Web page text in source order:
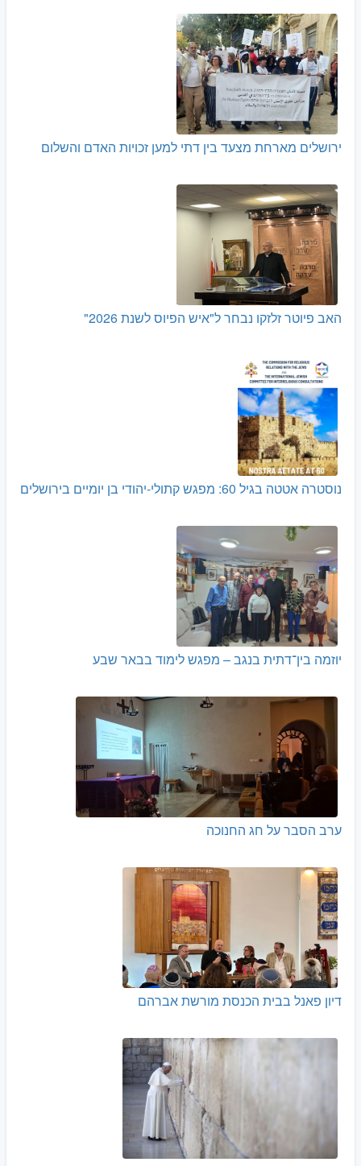
ירושלים מארחת מצעד בין דתי למען זכויות האדם והשלום
האב פיוטר זלזקו נבחר ל"איש הפיוס לשנת 2026"
נוסטרה אטטה בגיל 60: מפגש קתולי-יהודי בן יומיים בירושלים
יוזמה בין־דתית בנגב – מפגש לימוד בבאר שבע
ערב הסבר על חג החנוכה
דיון פאנל בבית הכנסת מורשת אברהם